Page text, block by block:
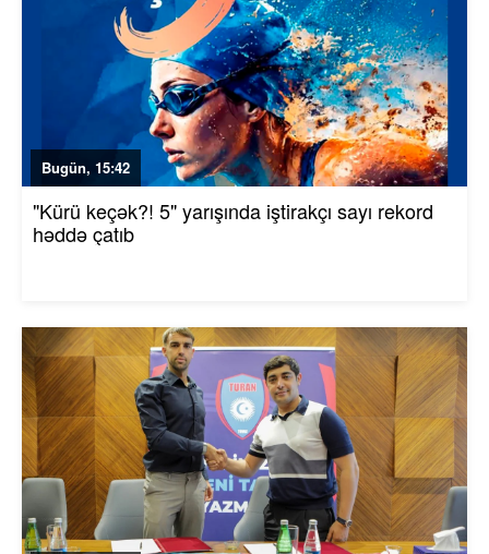
Bugün, 15:42
"Kürü keçək?! 5" yarışında iştirakçı sayı rekord
həddə çatıb